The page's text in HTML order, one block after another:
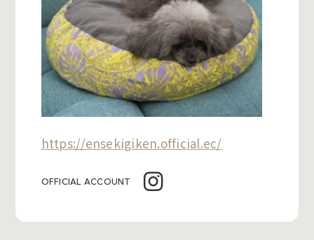
https://ensekigiken.official.ec/
OFFICIAL ACCOUNT